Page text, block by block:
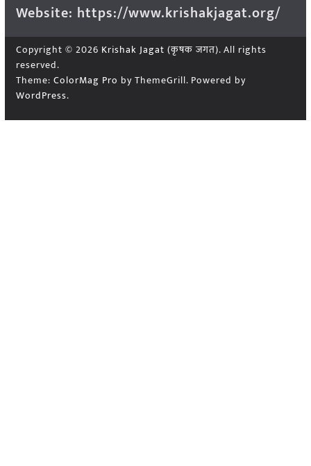
Website: https://www.krishakjagat.org/
Copyright © 2026 Krishak Jagat (कृषक जगत). All rights
reserved.
Theme: ColorMag Pro by ThemeGrill. Powered by
WordPress.